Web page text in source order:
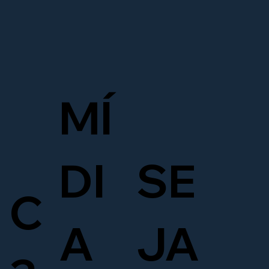
C
SE
JA
MÍ
DI
A